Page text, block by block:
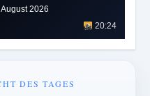
2026
20:24
DES TAGES